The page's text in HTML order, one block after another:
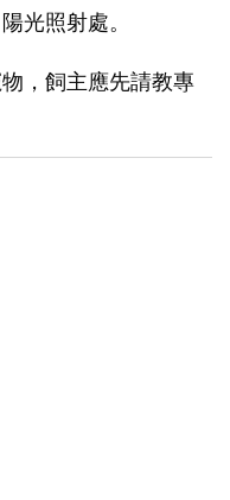
光照射處。
，飼主應先請教專